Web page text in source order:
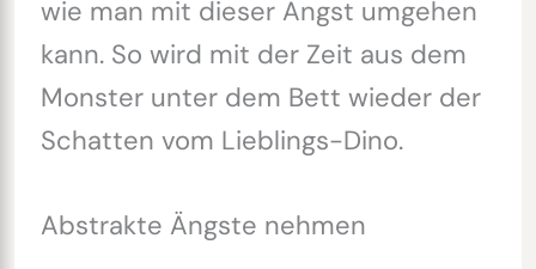
wie man mit dieser Angst umgehen
kann. So wird mit der Zeit aus dem
Monster unter dem Bett wieder der
Schatten vom Lieblings-Dino.
Abstrakte Ängste nehmen